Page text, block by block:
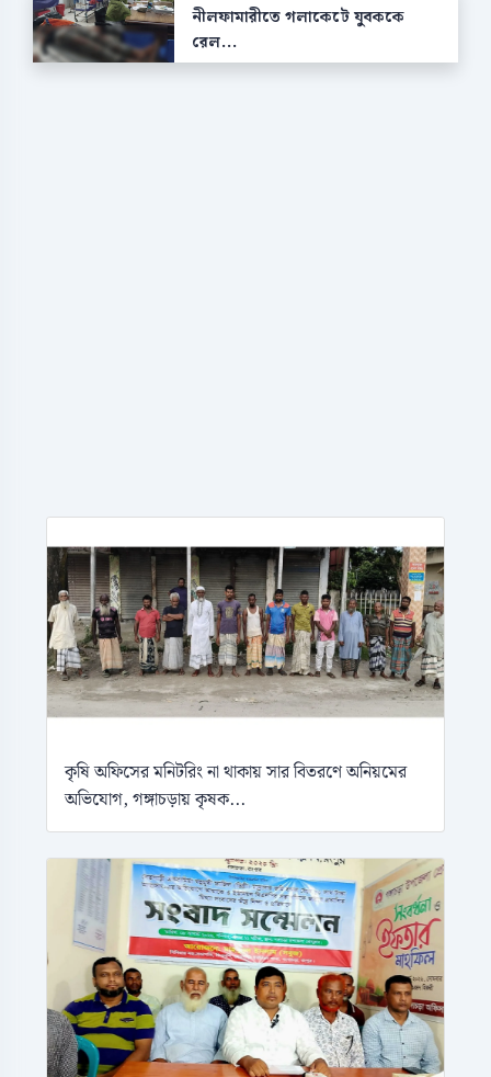
নীলফামারীতে গলাকেটে যুবককে
রেল...
কৃষি অফিসের মনিটরিং না থাকায় সার বিতরণে অনিয়মের
অভিযোগ, গঙ্গাচড়ায় কৃষক...